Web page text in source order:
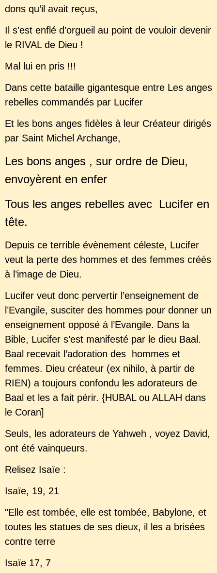
dons qu’il avait reçus,
Il s’est enflé d’orgueil au point de vouloir devenir
le RIVAL de Dieu !
Mal lui en pris !!!
Dans cette bataille gigantesque entre Les anges
rebelles commandés par Lucifer
Et les bons anges fidèles à leur Créateur dirigés
par Saint Michel Archange,
Les bons anges , sur ordre de Dieu,
envoyèrent en enfer
Tous les anges rebelles avec Lucifer en
tête.
Depuis ce terrible évènement céleste, Lucifer
veut la perte des hommes et des femmes créés
à l’image de Dieu.
Lucifer veut donc pervertir l’enseignement de
l’Evangile, susciter des hommes pour donner un
enseignement opposé à l’Evangile. Dans la
Bible, Lucifer s’est manifesté par le dieu Baal.
Baal recevait l’adoration des hommes et
femmes. Dieu créateur (ex nihilo, à partir de
RIEN) a toujours confondu les adorateurs de
Baal et les a fait périr. {HUBAL ou ALLAH dans
le Coran]
Seuls, les adorateurs de Yahweh , voyez David,
ont été vainqueurs.
Relisez Isaïe :
Isaïe, 19, 21
"Elle est tombée, elle est tombée, Babylone, et
toutes les statues de ses dieux, il les a brisées
contre terre
Isaïe 17, 7